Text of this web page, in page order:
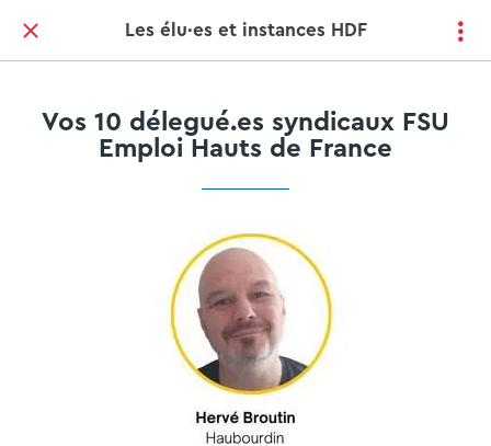
Les élu·es et instances HDF
Vos 10 délegué.es syndicaux FSU
Emploi Hauts de France